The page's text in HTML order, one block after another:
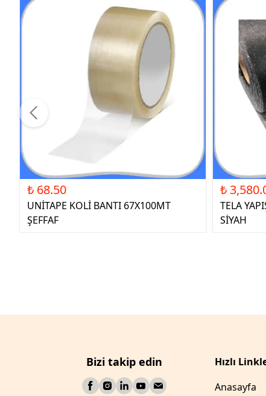
₺ 68.50
UNİTAPE KOLİ BANTI 67X100MT
ŞEFFAF
₺
TELA
SİYAH
Bizi takip edin
Hızlı
Anasayfa